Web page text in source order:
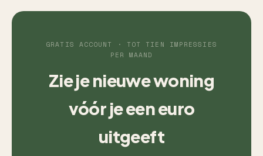
GRATIS ACCOUNT · TOT TIEN IMPRESSIES
PER MAAND
Zie je nieuwe woning
vóór je een euro
uitgeeft